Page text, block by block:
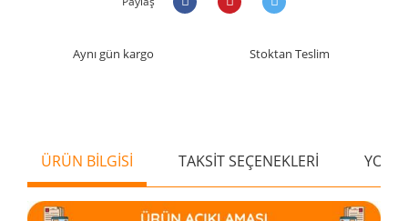
Aynı gün kargo Stoktan Teslim
ÜRÜN BİLGİSİ TAKSİT SEÇENEKLERİ